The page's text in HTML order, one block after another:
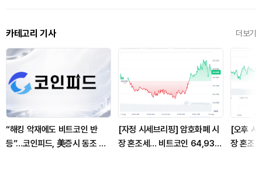
카테고리 기사 더보기
“해킹 악재에도 비트코인 반
등”…코인피드, 美증시 동조 장
[자정 시세브리핑] 암호화폐 시
장 혼조세… 비트코인 64,930
[오후 시
장 혼조